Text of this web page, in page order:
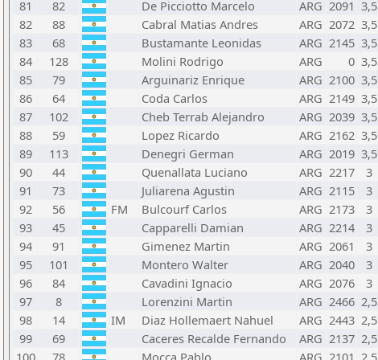
81 82 De Picciotto Marcelo ARG 2091 3,5
82
88 Cabral Matias Andres ARG 2072 3,5
83
68 Bustamante Leonidas ARG 2145 3,5
84
128 Molini Rodrigo ARG 0 3,5
85
79 Arguinariz Enrique ARG 2100 3,5
86
64 Coda Carlos ARG 2149 3,5
87
102 Cheb Terrab Alejandro ARG 2039 3,5
88
59 Lopez Ricardo ARG 2162 3,5
89
113 Denegri German ARG 2019 3,5
90
44 Quenallata Luciano ARG 2217 3
91
73 Juliarena Agustin ARG 2115 3
92
56 FM Bulcourf Carlos ARG 2173 3
93
45 Capparelli Damian ARG 2214 3
94
91 Gimenez Martin ARG 2061 3
95
101 Montero Walter ARG 2040 3
96
84 Cavadini Ignacio ARG 2076 3
97
8 Lorenzini Martin ARG 2466 2,5
98
14 IM Diaz Hollemaert Nahuel ARG 2443 2,5
99
69 Caceres Recalde Fernando ARG 2137 2,5
100
78 Mocca Pablo ARG 2101 2,5